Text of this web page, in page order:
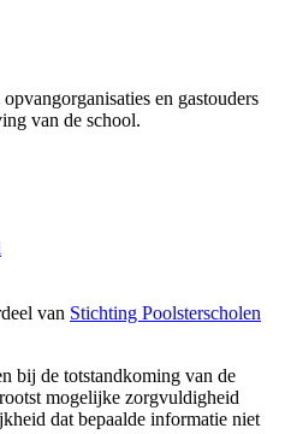
en gastouders
van de school.
van Stichting Poolsterscholen
bij de totstandkoming van de
mogelijke zorgvuldigheid
dat bepaalde informatie niet